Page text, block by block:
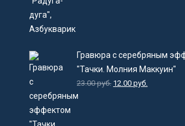
Гравюра с серебряным
"Тачки. Молния Маккуин"
23.00руб. 12.00руб.